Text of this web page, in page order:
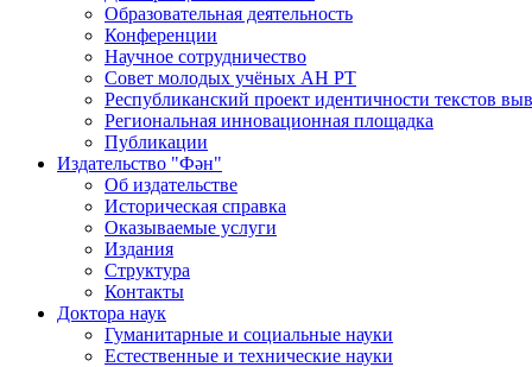
Образовательная деятельность
Конференции
Научное сотрудничество
Совет молодых учёных АН РТ
Республиканский проект идентичности текстов
Региональная инновационная площадка
Публикации
Издательство "Фән"
Об издательстве
Историческая справка
Оказываемые услуги
Издания
Структура
Контакты
Доктора наук
Гуманитарные и социальные науки
Естественные и технические науки